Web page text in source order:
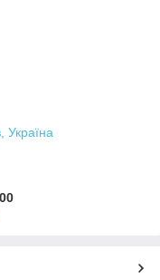
Україна